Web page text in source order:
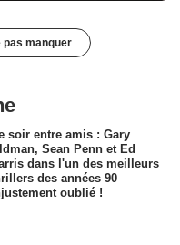
pas manquer
soir entre amis : Gary
Sean Penn et Ed
dans l'un des meilleurs
des années 90
oublié !